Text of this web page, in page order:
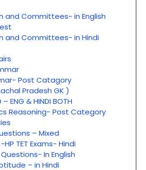
and Committees- in English
and Committees- in Hindi
Post Catagory
Pradesh GK )
– ENG & HINDI BOTH
Reasoning- Post Category
– Mixed
TET Exams- Hindi
In English
– in Hindi